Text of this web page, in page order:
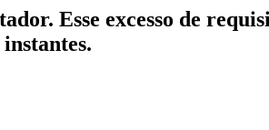
Esse excesso de